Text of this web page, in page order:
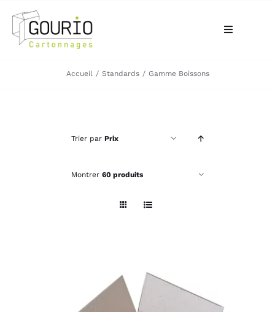
contenu
Toggle
VOTRE BESOIN
Accueil Standards Gamme Boissons
Trier par Prix
Montrer 60 produits